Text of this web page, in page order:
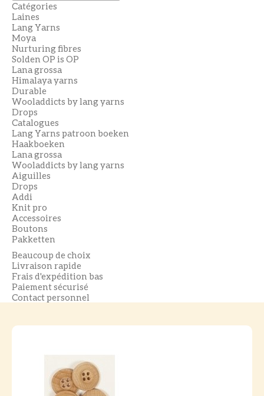
Catégories
Laines
Lang Yarns
Moya
Nurturing fibres
Solden OP is OP
Lana grossa
Himalaya yarns
Durable
Wooladdicts by lang yarns
Drops
Catalogues
Lang Yarns patroon boeken
Haakboeken
Lana grossa
Wooladdicts by lang yarns
Aiguilles
Drops
Addi
Knit pro
Accessoires
Boutons
Pakketten
Beaucoup de choix
Livraison rapide
Frais d'expédition bas
Paiement sécurisé
Contact personnel